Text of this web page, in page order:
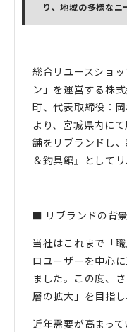
り、地域の多様なニ
総合リユースショ
ン」を運営する株
町、代表取締役：
より、宮城県内に
舗をリブランドし
＆釣具館』として
■ リブランドの背
当社はこれまで「
ロユーザーを中心
ました。この度、
層の拡大」を目指
近年需要が高まっ